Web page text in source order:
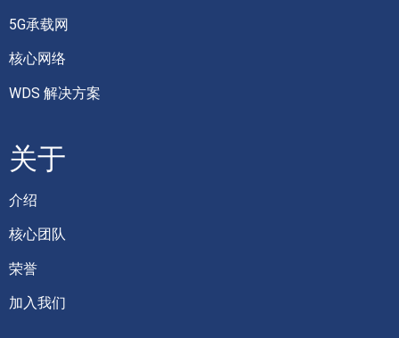
5G承载网
核心网络
WDS 解决方案
关于
介绍
核心团队
荣誉
加入我们